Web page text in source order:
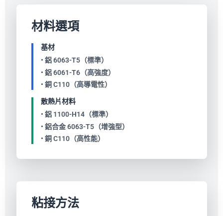
材料選項
基材
• 鋁 6063-T5（標準）
• 鋁 6061-T6（高強度）
• 銅 C110（高導電性）
散熱片材料
• 鋁 1100-H14（標準）
• 鋁合金 6063-T5（增強型）
• 銅 C110（高性能）
粘接方法